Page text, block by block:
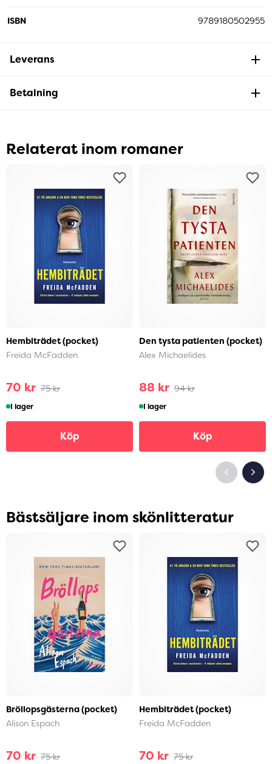
ISBN 9789180502955
Leverans
Betalning
Relaterat inom romaner
Hembiträdet (pocket)
Freida McFadden
70 kr 75 kr
I lager
Köp
Den tysta patienten (pocket)
Alex Michaelides
88 kr 94 kr
I lager
Köp
Bästsäljare inom skönlitteratur
Bröllopsgästerna (pocket)
Alison Espach
70 kr 75 kr
Hembiträdet (pocket)
Freida McFadden
70 kr 75 kr